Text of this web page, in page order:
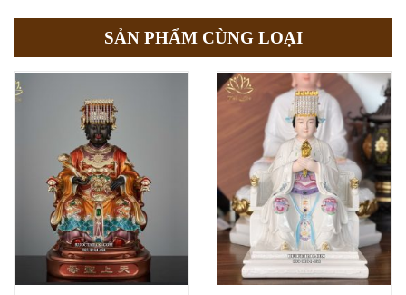
SẢN PHẨM CÙNG LOẠI